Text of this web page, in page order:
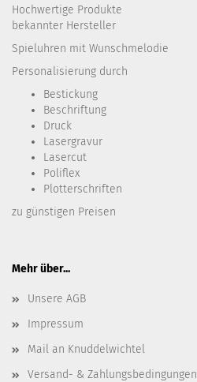
Hochwertige Produkte
bekannter Hersteller
Spieluhren mit Wunschmelodie
Personalisierung durch
Bestickung​
Beschriftung
Druck
Lasergravur
Lasercut
Poliflex
Plotterschriften
zu günstigen Preisen
Mehr über...
Unsere AGB
Impressum
Mail an Knuddelwichtel
Versand- & Zahlungsbedingungen